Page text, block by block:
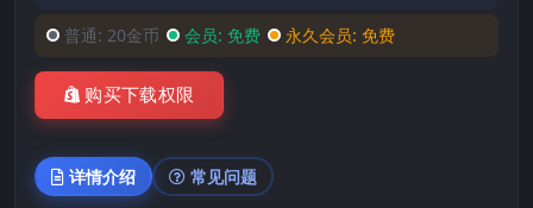
普通: 20金币 会员: 免费 永久会员: 免费
购买下载权限
详情介绍 常见问题